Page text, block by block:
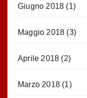
Giugno 2018 (1)
Maggio 2018 (3)
Aprile 2018 (2)
Marzo 2018 (1)